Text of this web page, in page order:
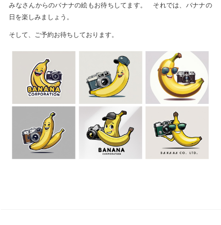
みなさんからのバナナの絵もお待ちしてます。 それでは、バナナの
日を楽しみましょう。
そして、ご予約お待ちしております。